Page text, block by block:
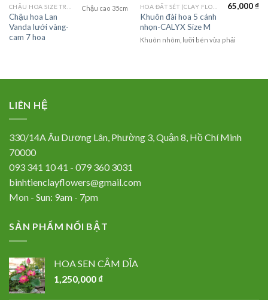
Chậu hoa Lan
Vanda lưới vàng-
cam 7 hoa
Chậu cao 35cm
Khuôn đài hoa 5 cánh
nhọn-CALYX Size M
65,000₫
Khuôn nhôm, lưỡi bén vừa phải
LIÊN HỆ
330/14A Âu Dương Lân, Phường 3, Quận 8, Hồ Chí Minh
70000
093 341 10 41 - 079 360 3031
binhtienclayflowers@gmail.com
Mon - Sun: 9am - 7pm
SẢN PHẨM NỔI BẬT
HOA SEN CẮM DĨA
1,250,000 ₫